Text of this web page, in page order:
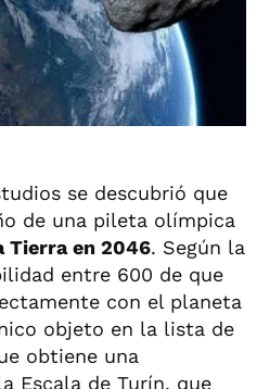
se descubrió que
de una pileta olímpica
Tierra en 2046. Según la
entre 600 de que
con el planeta
objeto en la lista de
obtiene una
Escala de Turín, que